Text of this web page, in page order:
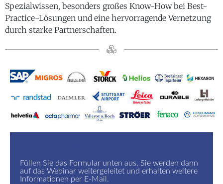
Spezialwissen, besonders großes Know-How bei Best-
Practice-Lösungen und eine hervorragende Vernetzung
durch starke Partnerschaften.
Füllen Sie das Formular unten aus. Sie werden dann
auf das Webinar weitergeleitet und erhalten weitere
Informationen per E-Mail.